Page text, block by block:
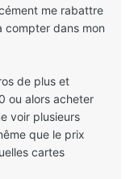
me rabattre
compter dans mon
de plus et
ou alors acheter
voir plusieurs
que le prix
cartes